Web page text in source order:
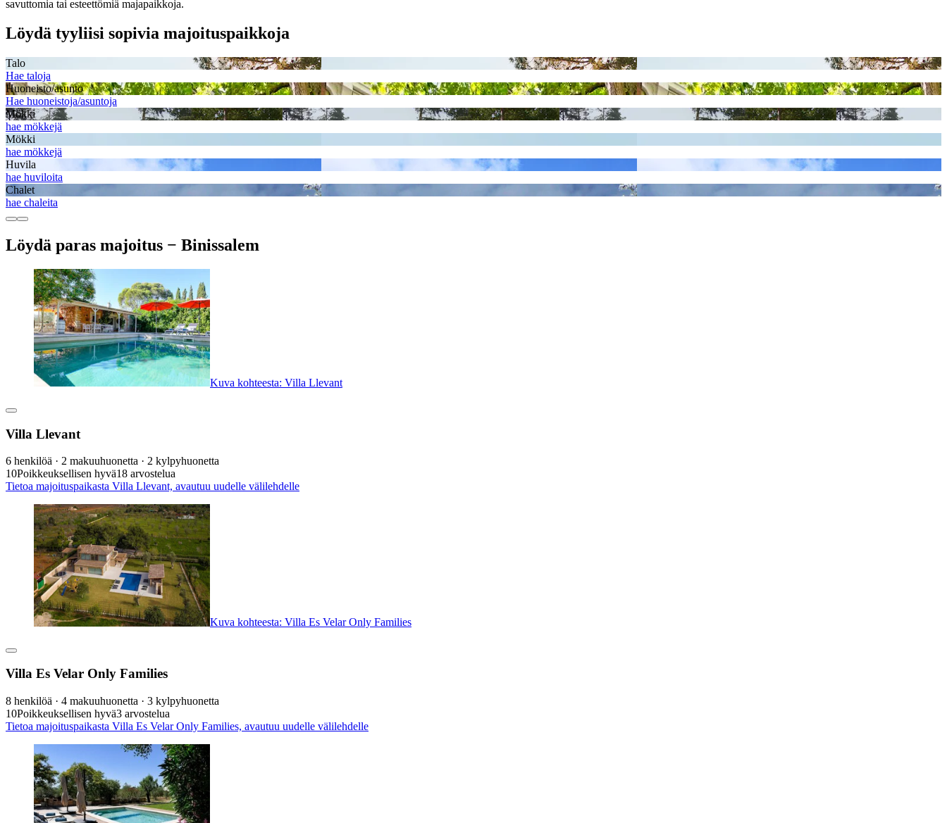
savuttomia tai esteettömiä majapaikkoja.
Löydä tyyliisi sopivia majoituspaikkoja
Talo
Hae taloja
Huoneisto/asunto
Hae huoneistoja/asuntoja
Mökki
hae mökkejä
Mökki
hae mökkejä
Huvila
hae huviloita
Chalet
hae chaleita
Löydä paras majoitus − Binissalem
Kuva kohteesta: Villa Llevant
Villa Llevant
6 henkilöä · 2 makuuhuonetta · 2 kylpyhuonetta
10Poikkeuksellisen hyvä18 arvostelua
Tietoa majoituspaikasta Villa Llevant, avautuu uudelle välilehdelle
Kuva kohteesta: Villa Es Velar Only Families
Villa Es Velar Only Families
8 henkilöä · 4 makuuhuonetta · 3 kylpyhuonetta
10Poikkeuksellisen hyvä3 arvostelua
Tietoa majoituspaikasta Villa Es Velar Only Families, avautuu uudelle välilehdelle